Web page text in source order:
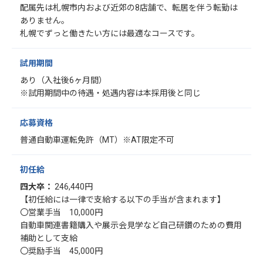
配属先は札幌市内および近郊の8店舗で、転居を伴う転勤は
ありません。
札幌でずっと働きたい方には最適なコースです。
試用期間
あり（入社後6ヶ月間）
※試用期間中の待遇・処遇内容は本採用後と同じ
応募資格
普通自動車運転免許（MT）※AT限定不可
初任給
四大卒： 246,440円
【初任給には一律で支給する以下の手当が含まれます】
〇営業手当 10,000円
自動車関連書籍購入や展示会見学など自己研鑽のための費用
補助として支給
〇奨励手当 45,000円